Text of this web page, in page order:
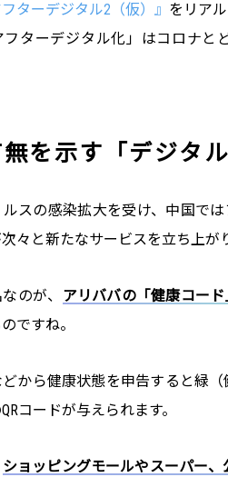
フターデジタル2（仮）』 をリア
フターデジタル化」はコロナと
を示す「デジタ
スの感染拡大を受け、中国で
々と新たなサービスを立ち上が
のが、 アリババの「健康コード
ですね。
から健康状態を申告すると緑
コードが与えられます。
ショッピングモールやスーパー